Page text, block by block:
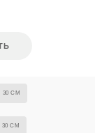
30 СМ
30 СМ